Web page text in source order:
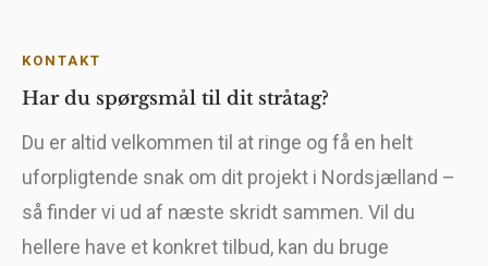
KONTAKT
Har du spørgsmål til dit stråtag?
Du er altid velkommen til at ringe og få en helt
uforpligtende snak om dit projekt i Nordsjælland –
så finder vi ud af næste skridt sammen. Vil du
hellere have et konkret tilbud, kan du bruge